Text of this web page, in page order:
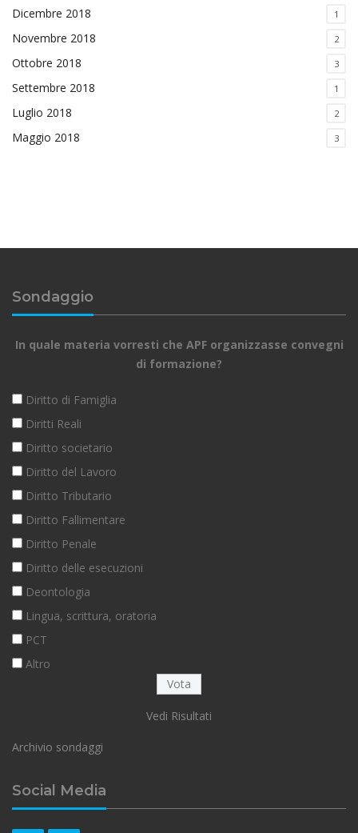
Dicembre 2018 1
Novembre 2018 2
Ottobre 2018 3
Settembre 2018 1
Luglio 2018 2
Maggio 2018 3
Sondaggio
In quale materia vorresti che APF organizzasse convegni
di formazione?
Diritto di Famiglia
Diritti Reali
Diritto societario
Diritto del Lavoro
Diritto Tributario
Diritto Fallimentare
Diritto Penale
Diritto delle esecuzioni
Deontologia
Lingua, scrittura, oratoria
PCT
Altro
Vedi Risultati
Archivio sondaggi
Social Media